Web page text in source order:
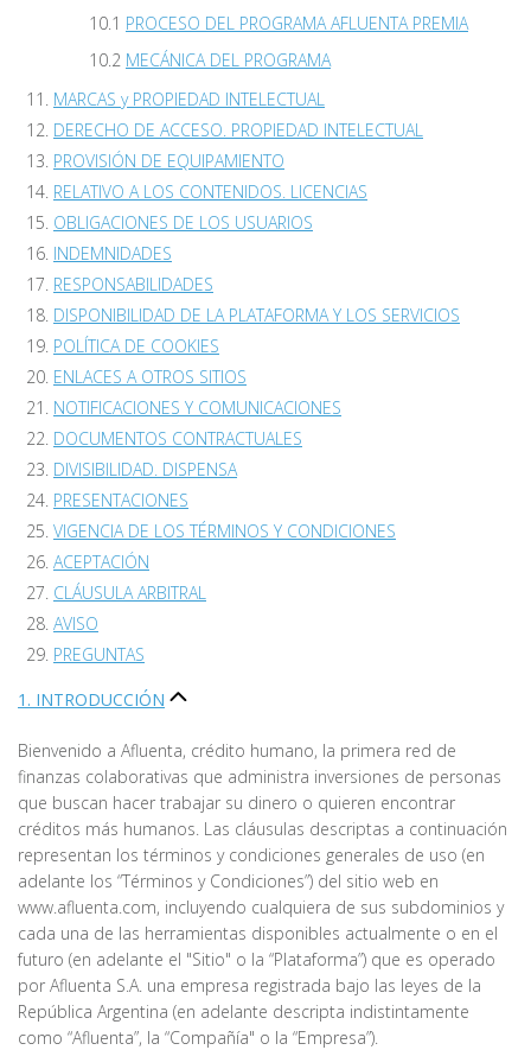
PROCESO DEL PROGRAMA AFLUENTA PREMIA
MECÁNICA DEL PROGRAMA
MARCAS y PROPIEDAD INTELECTUAL
DERECHO DE ACCESO. PROPIEDAD INTELECTUAL
PROVISIÓN DE EQUIPAMIENTO
RELATIVO A LOS CONTENIDOS. LICENCIAS
OBLIGACIONES DE LOS USUARIOS
INDEMNIDADES
RESPONSABILIDADES
DISPONIBILIDAD DE LA PLATAFORMA Y LOS SERVICIOS
POLÍTICA DE COOKIES
ENLACES A OTROS SITIOS
NOTIFICACIONES Y COMUNICACIONES
DOCUMENTOS CONTRACTUALES
DIVISIBILIDAD. DISPENSA
PRESENTACIONES
VIGENCIA DE LOS TÉRMINOS Y CONDICIONES
ACEPTACIÓN
CLÁUSULA ARBITRAL
AVISO
PREGUNTAS
1. INTRODUCCIÓN
Bienvenido a Afluenta, crédito humano, la primera red de
finanzas colaborativas que administra inversiones de personas
que buscan hacer trabajar su dinero o quieren encontrar
créditos más humanos. Las cláusulas descriptas a continuación
representan los términos y condiciones generales de uso (en
adelante los “Términos y Condiciones”) del sitio web en
www.afluenta.com, incluyendo cualquiera de sus subdominios y
cada una de las herramientas disponibles actualmente o en el
futuro (en adelante el "Sitio" o la “Plataforma”) que es operado
por Afluenta S.A. una empresa registrada bajo las leyes de la
República Argentina (en adelante descripta indistintamente
como “Afluenta”, la “Compañía" o la “Empresa”).